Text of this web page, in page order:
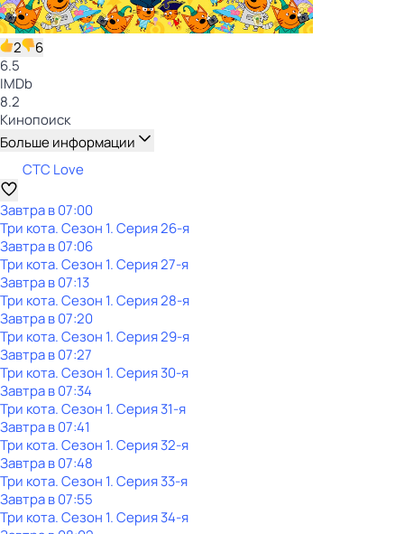
2
6
6.5
IMDb
8.2
Кинопоиск
Больше информации
СТС Love
Завтра в 07:00
Три кота. Сезон 1. Серия 26-я
Завтра в 07:06
Три кота. Сезон 1. Серия 27-я
Завтра в 07:13
Три кота. Сезон 1. Серия 28-я
Завтра в 07:20
Три кота. Сезон 1. Серия 29-я
Завтра в 07:27
Три кота. Сезон 1. Серия 30-я
Завтра в 07:34
Три кота. Сезон 1. Серия 31-я
Завтра в 07:41
Три кота. Сезон 1. Серия 32-я
Завтра в 07:48
Три кота. Сезон 1. Серия 33-я
Завтра в 07:55
Три кота. Сезон 1. Серия 34-я